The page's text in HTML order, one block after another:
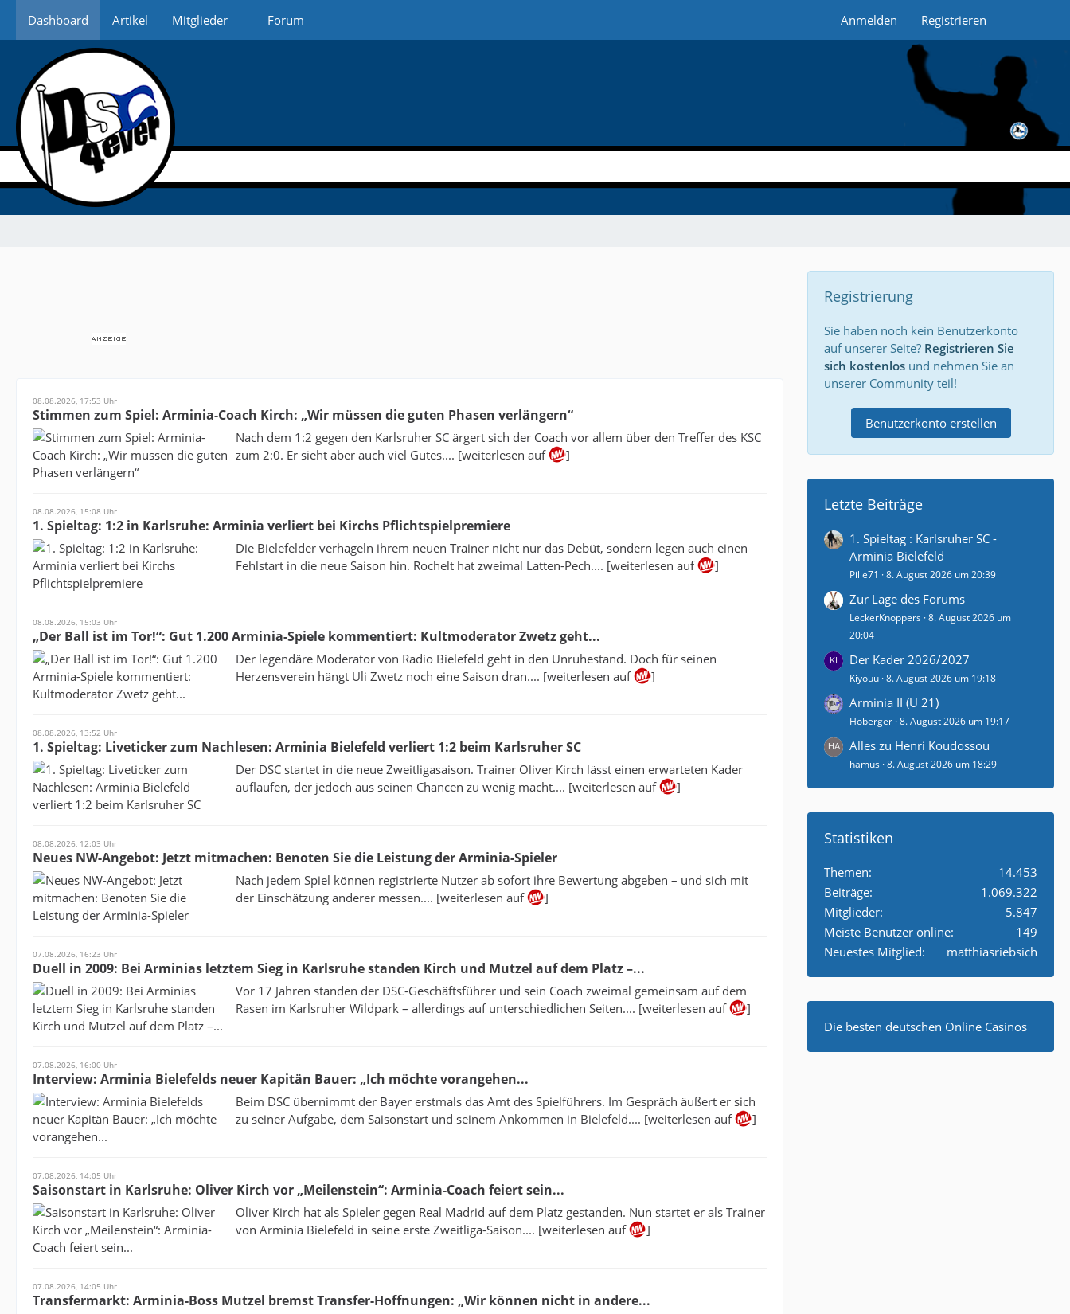
Dashboard Artikel Mitglieder Forum Anmelden Registrieren
08.08.2026, 17:53 Uhr
Stimmen zum Spiel: Arminia-Coach Kirch: „Wir müssen die guten Phasen verlängern“
Nach dem 1:2 gegen den Karlsruher SC ärgert sich der Coach vor allem über den Treffer des KSC
zum 2:0. Er sieht aber auch viel Gutes.... [weiterlesen auf
]
08.08.2026, 15:08 Uhr
1. Spieltag: 1:2 in Karlsruhe: Arminia verliert bei Kirchs Pflichtspielpremiere
Die Bielefelder verhageln ihrem neuen Trainer nicht nur das Debüt, sondern legen auch einen
Fehlstart in die neue Saison hin. Rochelt hat zweimal Latten-Pech.... [weiterlesen auf
]
08.08.2026, 15:03 Uhr
„Der Ball ist im Tor!“: Gut 1.200 Arminia-Spiele kommentiert: Kultmoderator Zwetz geht...
Der legendäre Moderator von Radio Bielefeld geht in den Unruhestand. Doch für seinen
Herzensverein hängt Uli Zwetz noch eine Saison dran.... [weiterlesen auf
]
08.08.2026, 13:52 Uhr
1. Spieltag: Liveticker zum Nachlesen: Arminia Bielefeld verliert 1:2 beim Karlsruher SC
Der DSC startet in die neue Zweitligasaison. Trainer Oliver Kirch lässt einen erwarteten Kader
auflaufen, der jedoch aus seinen Chancen zu wenig macht.... [weiterlesen auf
]
08.08.2026, 12:03 Uhr
Neues NW-Angebot: Jetzt mitmachen: Benoten Sie die Leistung der Arminia-Spieler
Nach jedem Spiel können registrierte Nutzer ab sofort ihre Bewertung abgeben – und sich mit
der Einschätzung anderer messen.... [weiterlesen auf
]
07.08.2026, 16:23 Uhr
Duell in 2009: Bei Arminias letztem Sieg in Karlsruhe standen Kirch und Mutzel auf dem Platz –...
Vor 17 Jahren standen der DSC-Geschäftsführer und sein Coach zweimal gemeinsam auf dem
Rasen im Karlsruher Wildpark – allerdings auf unterschiedlichen Seiten.... [weiterlesen auf
]
07.08.2026, 16:00 Uhr
Interview: Arminia Bielefelds neuer Kapitän Bauer: „Ich möchte vorangehen...
Beim DSC übernimmt der Bayer erstmals das Amt des Spielführers. Im Gespräch äußert er sich
zu seiner Aufgabe, dem Saisonstart und seinem Ankommen in Bielefeld.... [weiterlesen auf
]
07.08.2026, 14:05 Uhr
Saisonstart in Karlsruhe: Oliver Kirch vor „Meilenstein“: Arminia-Coach feiert sein...
Oliver Kirch hat als Spieler gegen Real Madrid auf dem Platz gestanden. Nun startet er als Trainer
von Arminia Bielefeld in seine erste Zweitliga-Saison.... [weiterlesen auf
]
07.08.2026, 14:05 Uhr
Transfermarkt: Arminia-Boss Mutzel bremst Transfer-Hoffnungen: „Wir können nicht in andere...
Registrierung
Sie haben noch kein Benutzerkonto
auf unserer Seite? Registrieren Sie
sich kostenlos und nehmen Sie an
unserer Community teil!
Benutzerkonto erstellen
Letzte Beiträge
1. Spieltag : Karlsruher SC -
Arminia Bielefeld
Pille71 8. August 2026 um 20:39
Zur Lage des Forums
LeckerKnoppers 8. August 2026 um
20:04
Der Kader 2026/2027
Kiyouu 8. August 2026 um 19:18
Arminia II (U 21)
Hoberger 8. August 2026 um 19:17
Alles zu Henri Koudossou
hamus 8. August 2026 um 18:29
Statistiken
Themen
14.453
Beiträge
1.069.322
Mitglieder
5.847
Meiste Benutzer online
149
Neuestes Mitglied
matthiasriebsich
Die besten deutschen Online Casinos